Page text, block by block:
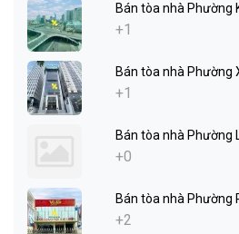
Bán tòa nhà Phường
+1
Bán tòa nhà Phường
+1
Bán tòa nhà Phường
+0
Bán tòa nhà Phường
+2